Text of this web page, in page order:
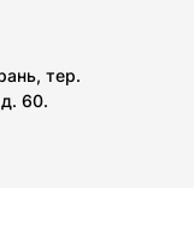
тер.
60.